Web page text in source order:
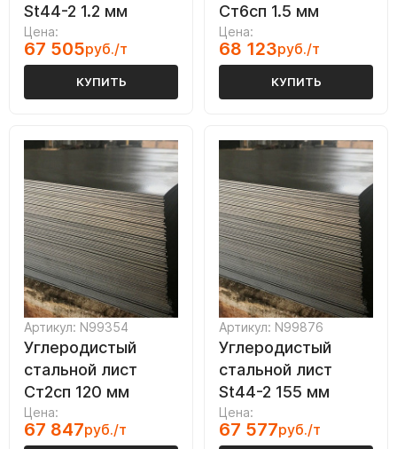
St44-2 1.2 мм
Цена:
67 505руб./т
КУПИТЬ
Ст6сп 1.5 мм
Цена:
68 123руб./т
КУПИТЬ
Артикул: N99354
Углеродистый
стальной лист
Ст2сп 120 мм
Цена:
67 847руб./т
Артикул: N99876
Углеродистый
стальной лист
St44-2 155 мм
Цена:
67 577руб./т